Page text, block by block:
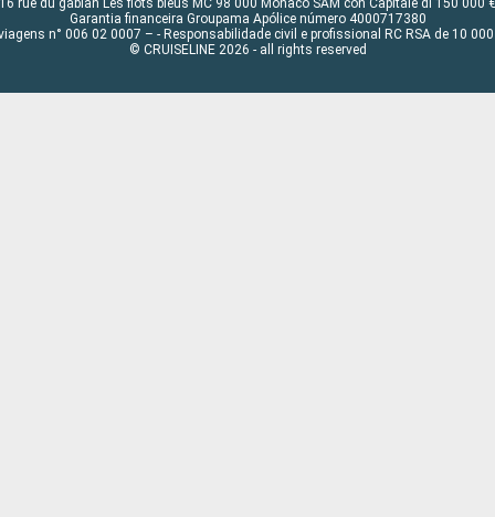
Garantia financeira Groupama Apólice número 4000717380
n° 006 02 0007 – - Responsabilidade civil e profissional RC RSA de 10 000
© CRUISELINE 2026 - all rights reserved